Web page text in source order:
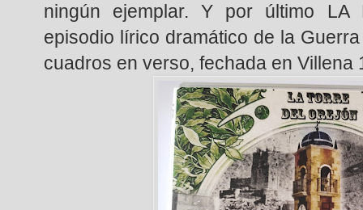
ningún ejemplar. Y por último LA
episodio lírico dramático de la
cuadros en verso, fechada en Villena